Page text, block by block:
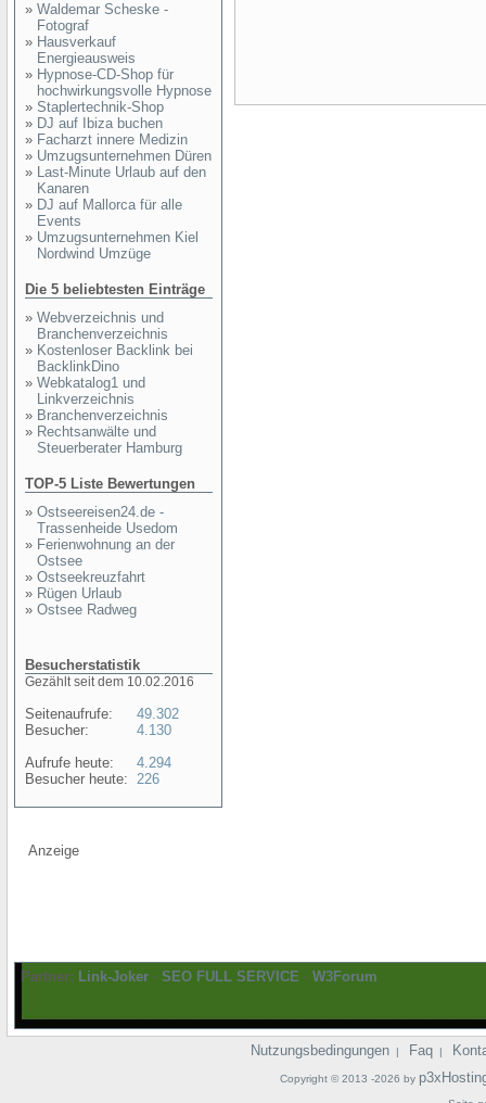
» Waldemar Scheske -
Fotograf
» Hausverkauf
Energieausweis
» Hypnose-CD-Shop für
hochwirkungsvolle Hypnose
» Staplertechnik-Shop
» DJ auf Ibiza buchen
» Facharzt innere Medizin
» Umzugsunternehmen Düren
» Last-Minute Urlaub auf den
Kanaren
» DJ auf Mallorca für alle
Events
» Umzugsunternehmen Kiel
Nordwind Umzüge
Die 5 beliebtesten Einträge
» Webverzeichnis und
Branchenverzeichnis
» Kostenloser Backlink bei
BacklinkDino
» Webkatalog1 und
Linkverzeichnis
» Branchenverzeichnis
» Rechtsanwälte und
Steuerberater Hamburg
TOP-5 Liste Bewertungen
» Ostseereisen24.de -
Trassenheide Usedom
» Ferienwohnung an der
Ostsee
» Ostseekreuzfahrt
» Rügen Urlaub
» Ostsee Radweg
Besucherstatistik
Gezählt seit dem 10.02.2016
Seitenaufrufe:
Besucher:
Aufrufe heute:
Besucher heute:
49.302
4.130
4.294
226
Anzeige
Partner: Link-Joker - SEO FULL SERVICE - W3Forum
Nutzungsbedingungen | Faq |
Copyright © 2013 -2026 by